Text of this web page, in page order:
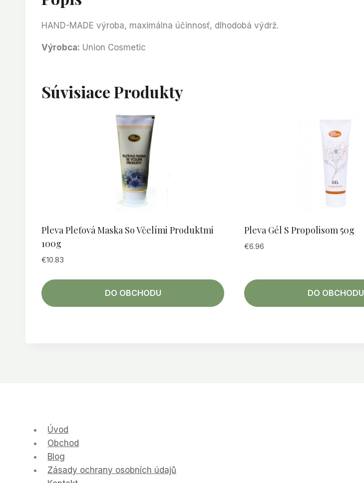
HAND-MADE výroba, maximálna účinnosť, dlhodobá výdrž.
Výrobca: Union Cosmetic
Súvisiace Produkty
Pleva Pleťová Maska So Včelími Produktmi
100g
€10.83
DO OBCHODU
Pleva Gél S Propolisom 50g
€6.96
DO OBCHODU
Úvod
Obchod
Blog
Zásady ochrany osobních údajů